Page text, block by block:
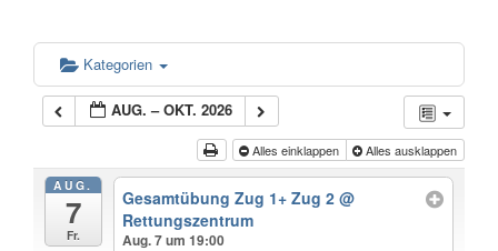
Kategorien
AUG. – OKT. 2026
Alles einklappen Alles ausklappen
AUG.
7
Fr.
Gesamtübung Zug 1+ Zug 2@
Rettungszentrum
Aug. 7 um 19:00